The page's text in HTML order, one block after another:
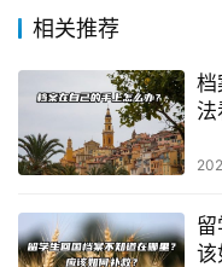
相关推荐
档
法
该